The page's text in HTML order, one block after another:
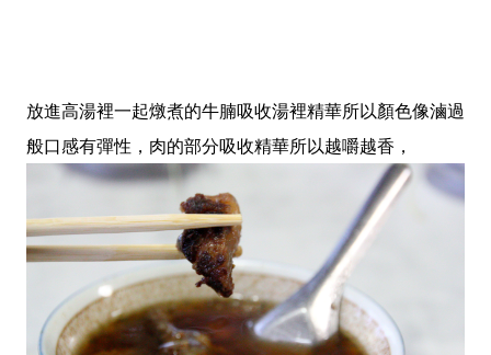
放進高湯裡一起燉煮的牛腩吸收湯裡精華所以顏色像滷過
般口感有彈性，肉的部分吸收精華所以越嚼越香，